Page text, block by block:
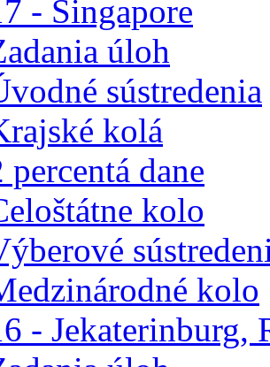
- Singapore
úloh
sústredenia
kolá
percentá dane
kolo
kolo
- Jekaterinburg,